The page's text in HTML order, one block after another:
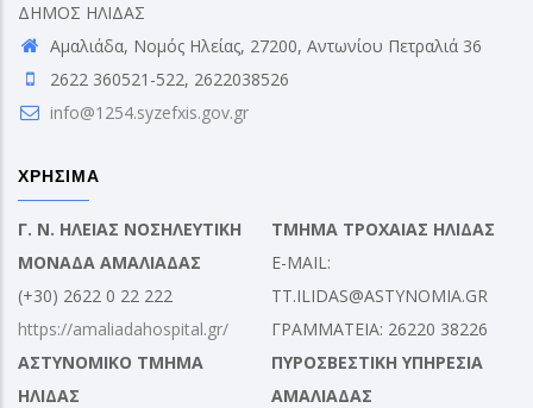
ΔΗΜΟΣ ΗΛΙΔΑΣ
Αμαλιάδα, Νομός Ηλείας, 27200, Αντωνίου Πετραλιά 36
2622 360521-522, 2622038526
info@1254.syzefxis.gov.gr
ΧΡΗΣΙΜΑ
Γ. Ν. ΗΛΕΙΑΣ ΝΟΣΗΛΕΥΤΙΚΗ
ΜΟΝΑΔΑ ΑΜΑΛΙΑΔΑΣ
(+30) 2622 0 22 222
https://amaliadahospital.gr/
ΑΣΤΥΝΟΜΙΚΟ ΤΜΗΜΑ
ΗΛΙΔΑΣ
ΤΜΗΜΑ ΤΡΟΧΑΙΑΣ ΗΛΙΔΑΣ
E-MAIL:
TT.ILIDAS@ASTYNOMIA.GR
ΓΡΑΜΜΑΤΕΙΑ: 26220 38226
ΠΥΡΟΣΒΕΣΤΙΚΗ ΥΠΗΡΕΣΙΑ
ΑΜΑΛΙΑΔΑΣ